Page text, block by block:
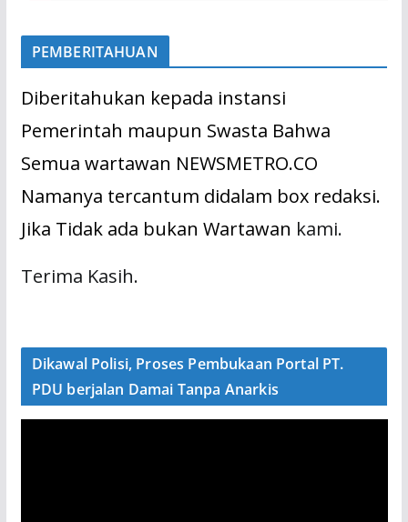
PEMBERITAHUAN
Diberitahukan kepada instansi
Pemerintah maupun Swasta Bahwa
Semua wartawan NEWSMETRO.CO
Namanya tercantum didalam box redaksi.
Jika Tidak ada bukan Wartawan kami.
Terima Kasih.
Dikawal Polisi, Proses Pembukaan Portal PT.
PDU berjalan Damai Tanpa Anarkis